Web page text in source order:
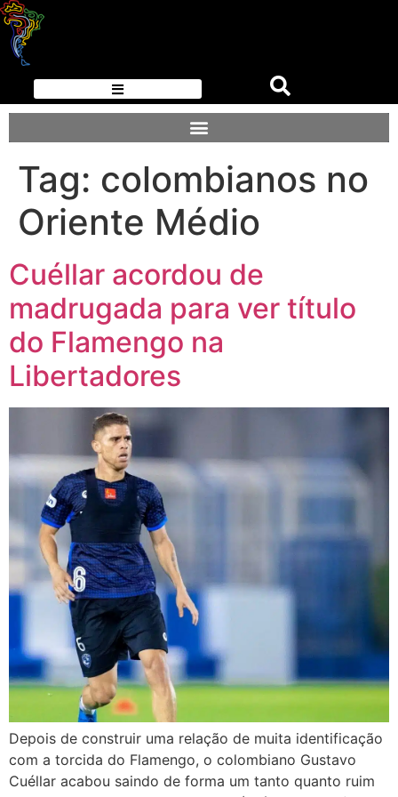
Tag: colombianos no
Oriente Médio
Cuéllar acordou de
madrugada para ver título
do Flamengo na
Libertadores
Depois de construir uma relação de muita identificação
com a torcida do Flamengo, o colombiano Gustavo
Cuéllar acabou saindo de forma um tanto quanto ruim